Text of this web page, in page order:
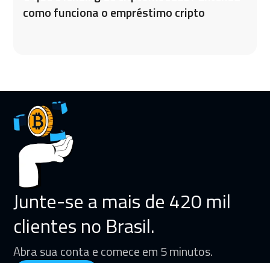
como funciona o empréstimo cripto
Junte-se a mais de 420 mil
clientes no Brasil.
Abra sua conta e comece em 5 minutos.